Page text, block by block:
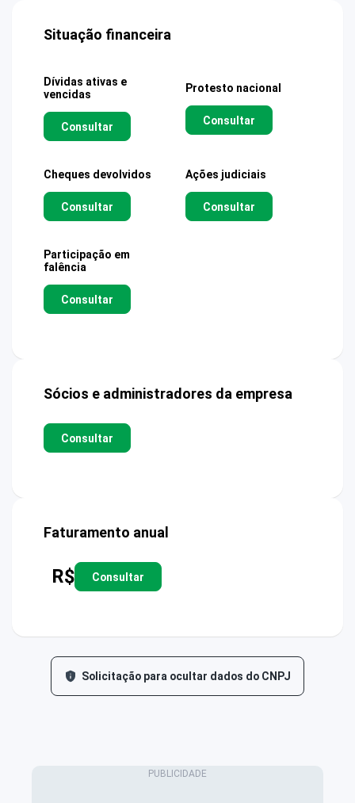
Situação financeira
Dívidas ativas e
vencidas
Consultar
Protesto nacional
Consultar
Cheques devolvidos
Consultar
Ações judiciais
Consultar
Participação em
falência
Consultar
Sócios e administradores da empresa
Consultar
Faturamento anual
R$ Consultar
Solicitação para ocultar dados do CNPJ